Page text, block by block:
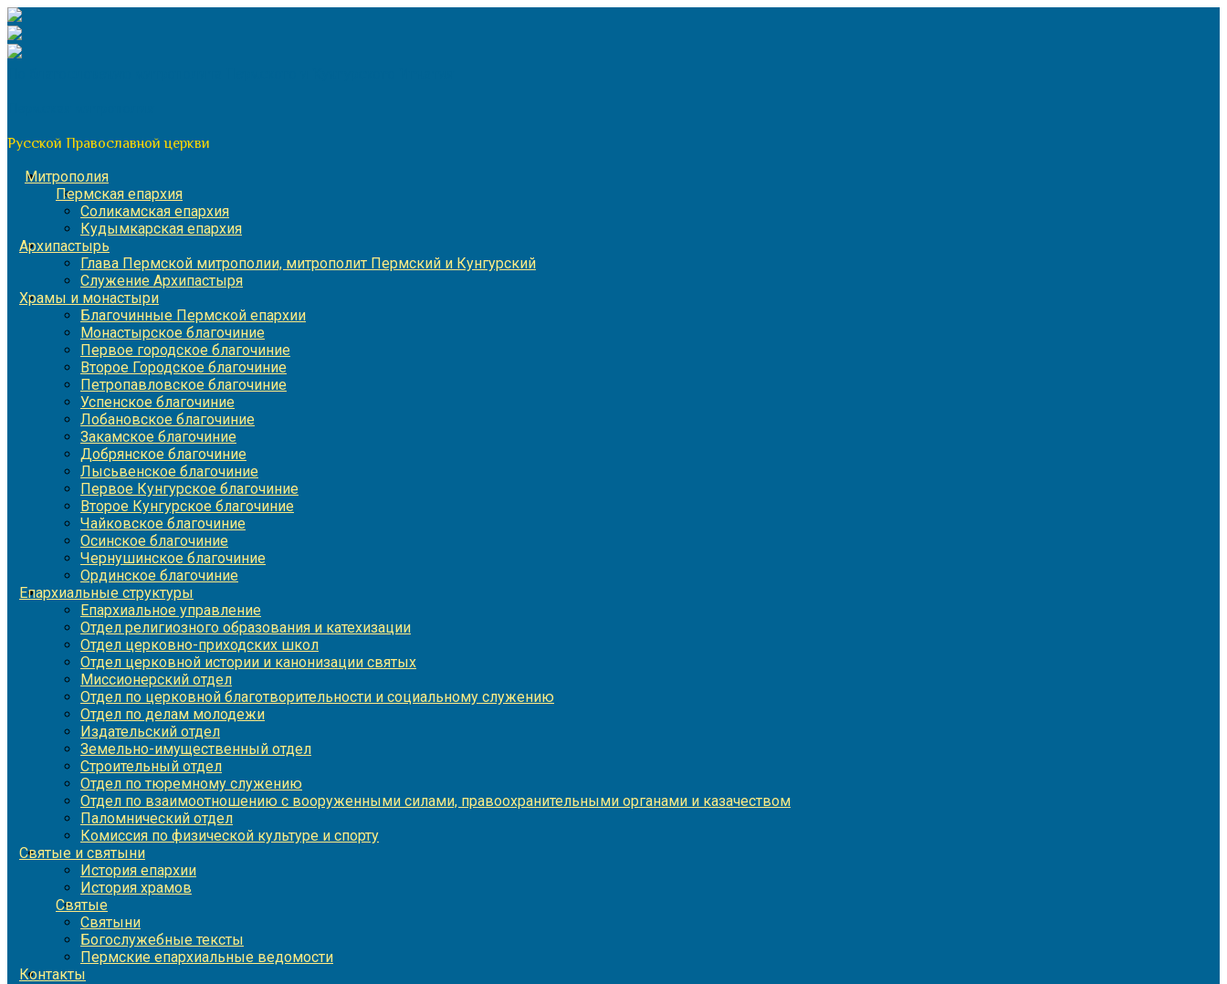
Перейти
к
содержимому
Русской Православной церкви
Митрополия
Пермская епархия
Соликамская епархия
Кудымкарская епархия
Архипастырь
Глава Пермской митрополии, митрополит Пермский и Кунгурский
Служение Архипастыря
Храмы и монастыри
Благочинные Пермской епархии
Монастырское благочиние
Первое городское благочиние
Второе Городское благочиние
Петропавловское благочиние
Успенское благочиние
Лобановское благочиние
Закамское благочиние
Добрянское благочиние
Лысьвенское благочиние
Первое Кунгурское благочиние
Второе Кунгурское благочиние
Чайковское благочиние
Осинское благочиние
Чернушинское благочиние
Ординское благочиние
Епархиальные структуры
Епархиальное управление
Отдел религиозного образования и катехизации
Отдел церковно-приходских школ
Отдел церковной истории и канонизации святых
Миссионерский отдел
Отдел по церковной благотворительности и социальному служению
Отдел по делам молодежи
Издательский отдел
Земельно-имущественный отдел
Строительный отдел
Отдел по тюремному служению
Отдел по взаимоотношению с вооруженными силами, правоохранительными органами и казачеством
Паломнический отдел
Комиссия по физической культуре и спорту
Святые и святыни
История епархии
История храмов
Святые
Святыни
Богослужебные тексты
Пермские епархиальные ведомости
Контакты